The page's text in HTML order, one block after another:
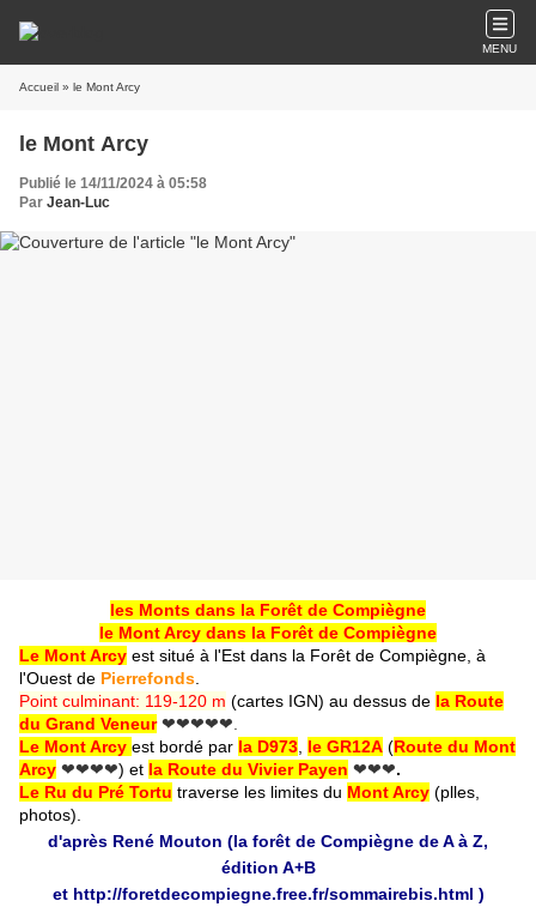
MENU
Accueil » le Mont Arcy
le Mont Arcy
Publié le 14/11/2024 à 05:58
Par Jean-Luc
les Monts dans la Forêt de Compiègne
le Mont Arcy dans la Forêt de Compiègne
Le Mont Arcy est situé à l'Est dans la Forêt de Compiègne, à
l'Ouest de Pierrefonds
Point culminant: 119-120 m (cartes IGN) au dessus de la Route
du Grand Veneur ❤❤❤❤❤.
Le Mont Arcy est bordé par la D973 le GR12A (Route du Mont
Arcy ❤❤❤❤) et la Route du Vivier Payen ❤❤❤.
Le Ru du Pré Tortu traverse les limites du Mont Arcy (plles,
photos).
d'après René Mouton (la forêt de Compiègne de A à Z,
édition A+B
et http://foretdecompiegne.free.fr/sommairebis.html )